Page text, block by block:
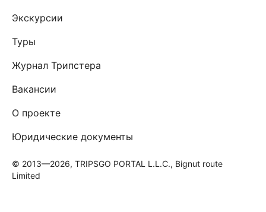
Экскурсии
Туры
Журнал Трипстера
Вакансии
О проекте
Юридические документы
© 2013—2026, TRIPSGO PORTAL L.L.C., Bignut route
Limited